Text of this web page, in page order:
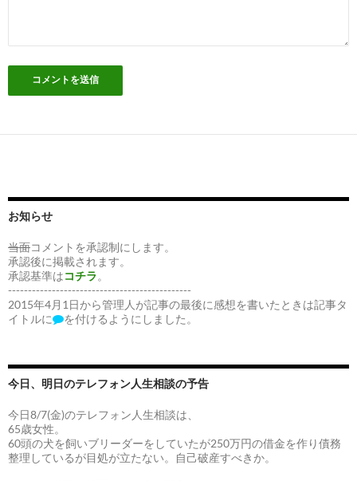
お知らせ
当面コメントを承認制にします。
承認後に掲載されます。
承認基準はコチラ 。
----------------------------------------------
2015年4月1日から管理人が記事の最後に感想を書いたときは記事タ
イトルに
を付けるようにしました。
今日、明日のテレフォン人生相談の予告
今日8/7(金)のテレフォン人生相談は、
65歳女性。
60頭の犬を飼いブリーダーをしていたが250万円の借金を作り債務
整理しているが目処が立たない。自己破産すべきか。